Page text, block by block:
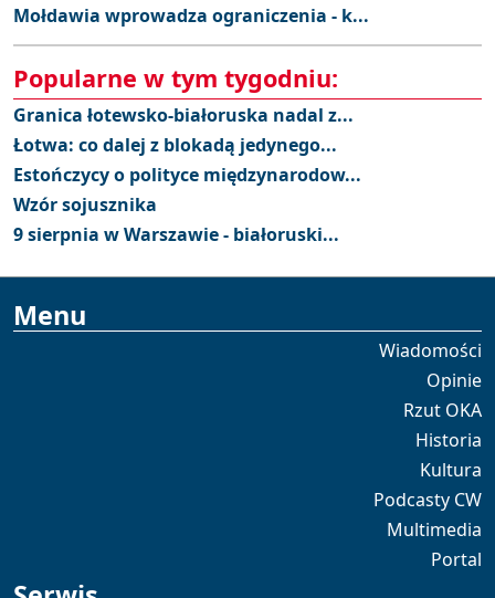
Mołdawia wprowadza ograniczenia - k...
Popularne w tym tygodniu:
Granica łotewsko-białoruska nadal z...
Łotwa: co dalej z blokadą jedynego...
Estończycy o polityce międzynarodow...
Wzór sojusznika
9 sierpnia w Warszawie - białoruski...
Menu
Wiadomości
Opinie
Rzut OKA
Historia
Kultura
Podcasty CW
Multimedia
Portal